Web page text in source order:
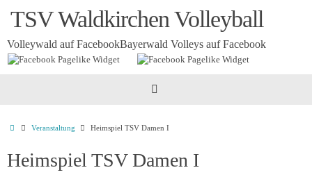
InhaltTSV Waldkirchen Volleyball
Volleywald auf FacebookBayerwald Volleys auf Facebook
Startseite
Veranstaltung Heimspiel TSV Damen I
Heimspiel TSV Damen I